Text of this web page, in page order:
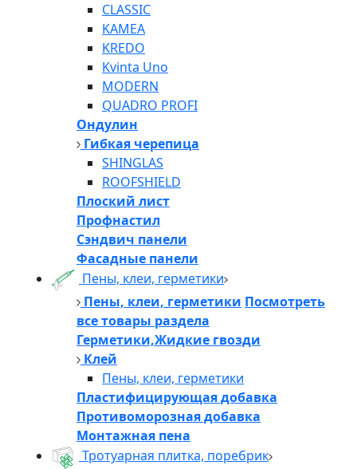
CLASSIC
KAMEA
KREDO
Kvinta Uno
MODERN
QUADRO PROFI
Ондулин
Гибкая черепица
SHINGLAS
ROOFSHIELD
Плоский лист
Профнастил
Сэндвич панели
Фасадные панели
Пены, клеи, герметики
Пены, клеи, герметики Посмотреть
все товары раздела
Герметики,Жидкие гвозди
Клей
Пены, клеи, герметики
Пластифицирующая добавка
Противоморозная добавка
Монтажная пена
Тротуарная плитка, поребрик